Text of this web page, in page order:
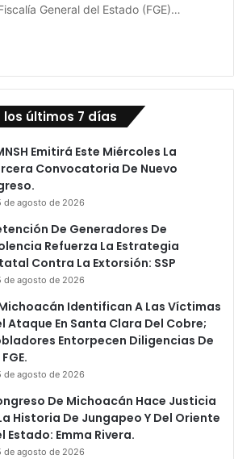
General del Estado (FGE)…
los últimos 7 días
Emitirá Este Miércoles La
Convocatoria De Nuevo
de agosto de 2026
De Generadores De
Refuerza La Estrategia
Contra La Extorsión: SSP
de agosto de 2026
Identifican A Las Víctimas
Ataque En Santa Clara Del Cobre;
Entorpecen Diligencias De
de agosto de 2026
De Michoacán Hace Justicia
Historia De Jungapeo Y Del Oriente
Estado: Emma Rivera.
de agosto de 2026